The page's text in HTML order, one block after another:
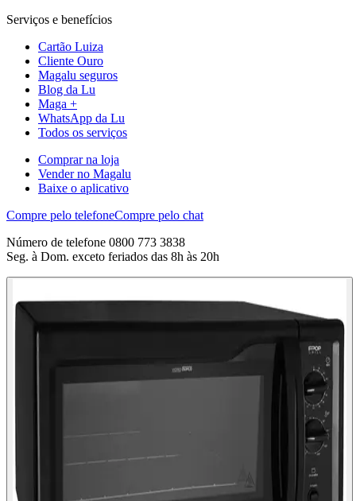
Serviços e benefícios
Cartão Luiza
Cliente Ouro
Magalu seguros
Blog da Lu
Maga +
WhatsApp da Lu
Todos os serviços
Comprar na loja
Vender no Magalu
Baixe o aplicativo
Compre pelo telefoneCompre pelo chat
Número de telefone 0800 773 3838
Seg. à Dom. exceto feriados das 8h às 20h